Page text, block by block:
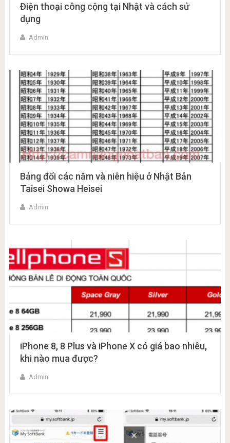
Điện thoại công cộng tại Nhật và cách sử
dụng
Admin
Bảng đổi các năm và niên hiệu ở Nhật Bản
Taisei Showa Heisei
Admin
iPhone 8, 8 Plus và iPhone X có giá bao nhiêu,
khi nào mua được?
Admin